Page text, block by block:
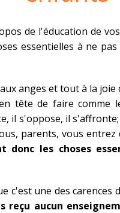
de l'éducation de
essentielles à ne
anges et tout à la joie
tête de faire comme
il s'oppose, il s'affronte;
parents, vous entrez
donc les choses
c'est une des carences
reçu aucun